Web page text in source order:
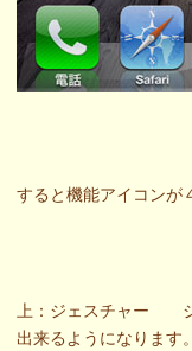
すると機能アイコンが
上：ジェスチャー
出来るようになります。